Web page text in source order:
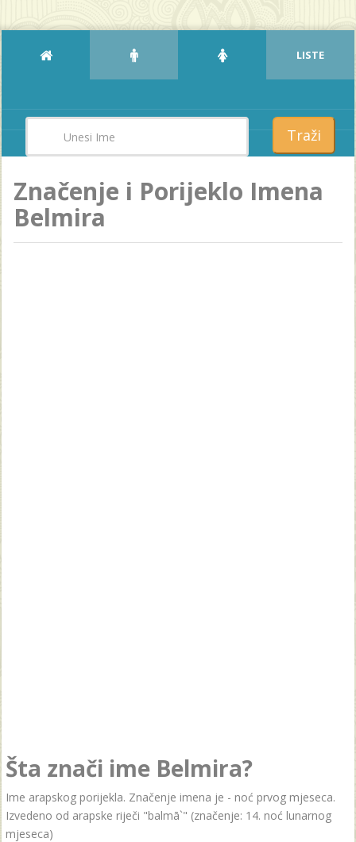
LISTE
Traži
Značenje i Porijeklo Imena
Belmira
Šta znači ime Belmira?
Ime arapskog porijekla. Značenje imena je - noć prvog mjeseca.
Izvedeno od arapske riječi "balmā`" (značenje: 14. noć lunarnog
mjeseca)